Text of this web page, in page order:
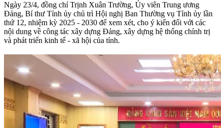
Ngày 23/4, đồng chí Trịnh Xuân Trường, Ủy viên Trung ương
Đảng, Bí thư Tỉnh ủy chủ trì Hội nghị Ban Thường vụ Tỉnh ủy lần
thứ 12, nhiệm kỳ 2025 - 2030 để xem xét, cho ý kiến đối với các
nội dung về công tác xây dựng Đảng, xây dựng hệ thống chính trị
và phát triển kinh tế - xã hội của tỉnh.